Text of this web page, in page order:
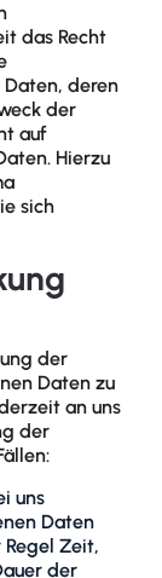
das Recht
deren
der
auf
Hierzu
sich
der
Daten zu
an uns
der
uns
Daten
Zeit,
der